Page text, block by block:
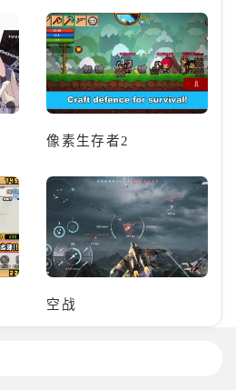
像素生存者2
空战